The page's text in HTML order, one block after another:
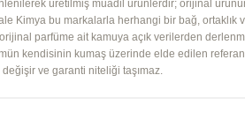
üretilmiş muadil ürünlerdir; orijinal
Kimya bu markalarla herhangi bir bağ, ortaklık
parfüme ait kamuya açık verilerden
kendisinin kumaş üzerinde elde edilen
ve garanti niteliği taşımaz.